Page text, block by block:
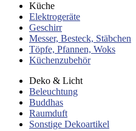
Küche
Elektrogeräte
Geschirr
Messer, Besteck, Stäbchen
Töpfe, Pfannen, Woks
Küchenzubehör
Deko & Licht
Beleuchtung
Buddhas
Raumduft
Sonstige Dekoartikel